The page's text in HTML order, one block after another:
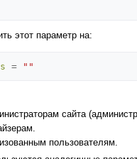
этот параметр на:
= ""
сайта
пользователям.